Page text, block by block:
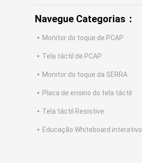
Navegue Categorias：
Monitor do toque de PCAP
Tela táctil de PCAP
Monitor do toque da SERRA
Placa de ensino do tela táctil
Tela táctil Resistive
Educação Whiteboard interativo